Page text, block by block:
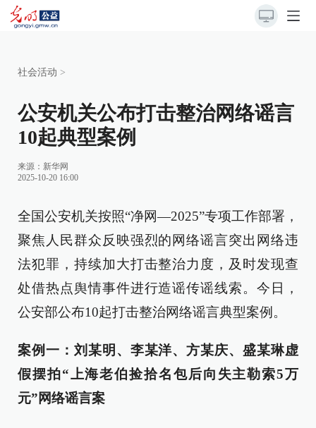
社会活动 >
公安机关公布打击整治网络谣言
10起典型案例
来源： 新华网
2025-10-20 16:00
全国公安机关按照“净网—2025”专项工作部署，
聚焦人民群众反映强烈的网络谣言突出网络违
法犯罪，持续加大打击整治力度，及时发现查
处借热点舆情事件进行造谣传谣线索。今日，
公安部公布10起打击整治网络谣言典型案例。
案例一：刘某明、李某洋、方某庆、盛某琳虚
假摆拍“上海老伯捡拾名包后向失主勒索5万
元”网络谣言案